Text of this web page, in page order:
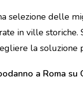
selezione delle
in ville storiche.
la
a Roma su